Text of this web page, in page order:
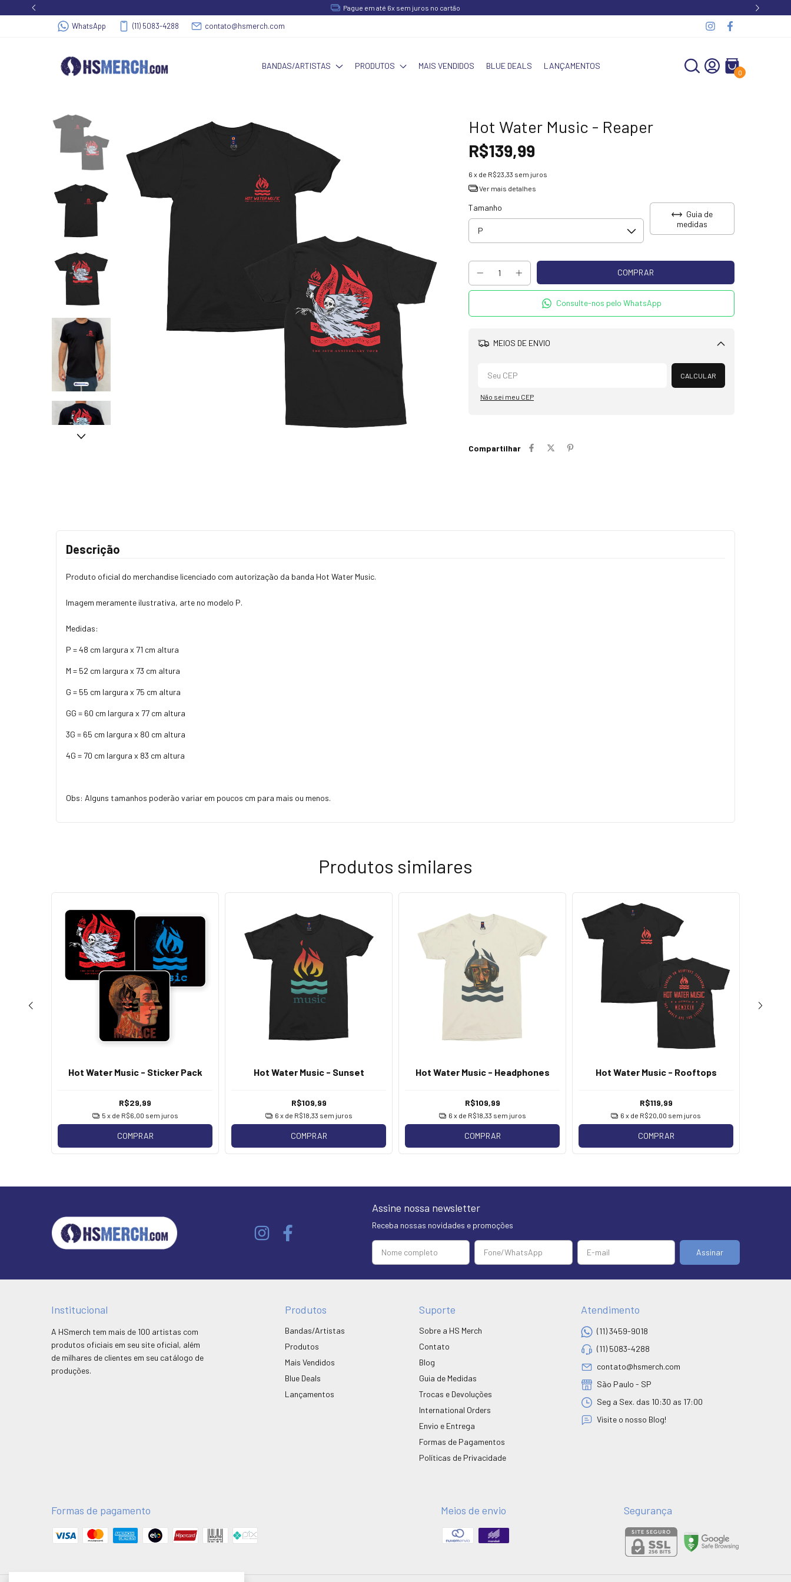
Pague em até 6x sem juros no cartão
WhatsApp (11) 5083-4288 contato@hsmerch.com
BANDAS/ARTISTAS PRODUTOS MAIS VENDIDOS BLUE DEALS LANÇAMENTOS
0
Hot Water Music - Reaper
R$139,99
6 x de R$23,33 sem juros
Ver mais detalhes
Tamanho
Guia de
medidas
Consulte-nos pelo WhatsApp
MEIOS DE ENVIO
Alterar CEP
CALCULAR
Não sei meu CEP
Compartilhar
Descrição
Produto oficial do merchandise licenciado com autorização da banda Hot Water Music.
Imagem meramente ilustrativa, arte no modelo P.
Medidas:
P = 48 cm largura x 71 cm altura
M = 52 cm largura x 73 cm altura
G = 55 cm largura x 75 cm altura
GG = 60 cm largura x 77 cm altura
3G = 65 cm largura x 80 cm altura
4G = 70 cm largura x 83 cm altura
Obs: Alguns tamanhos poderão variar em poucos cm para mais ou menos.
Produtos similares
Hot Water Music - Sticker Pack
R$29,99
5 x de R$6,00 sem juros
COMPRAR
Hot Water Music - Sunset
R$109,99
6 x de R$18,33 sem juros
COMPRAR
Hot Water Music - Headphones
R$109,99
6 x de R$18,33 sem juros
COMPRAR
Hot Water Music - Rooftops
R$119,99
6 x de R$20,00 sem juros
COMPRAR
Assine nossa newsletter
Receba nossas novidades e promoções
Institucional
A HSmerch tem mais de 100 artistas com
produtos oficiais em seu site oficial, além
de milhares de clientes em seu catálogo de
produções.
Produtos
Bandas/Artistas
Produtos
Mais Vendidos
Blue Deals
Lançamentos
Suporte
Sobre a HS Merch
Contato
Blog
Guia de Medidas
Trocas e Devoluções
International Orders
Envio e Entrega
Formas de Pagamentos
Políticas de Privacidade
Atendimento
(11) 3459-9018
(11) 5083-4288
contato@hsmerch.com
São Paulo - SP
Seg a Sex. das 10:30 as 17:00
Visite o nosso Blog!
Formas de pagamento Meios de envio Segurança